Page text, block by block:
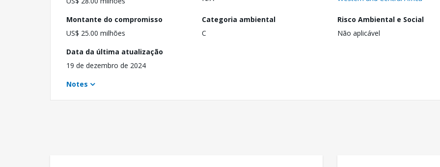
Montante do compromisso
US$ 25.00 milhões
Categoria ambiental
C
Risco Ambiental e Social
Não aplicável
Data da última atualização
19 de dezembro de 2024
Notes